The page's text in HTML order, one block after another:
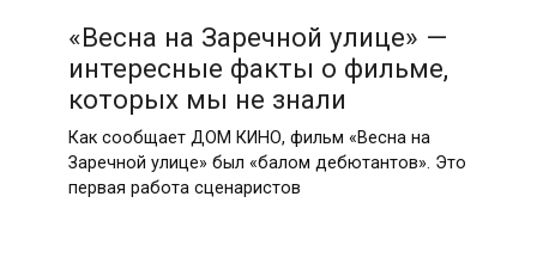
«Весна на Заречной улице» —
интересные факты о фильме,
которых мы не знали
Как сообщает ДОМ КИНО, фильм «Весна на
Заречной улице» был «балом дебютантов». Это
первая работа сценаристов